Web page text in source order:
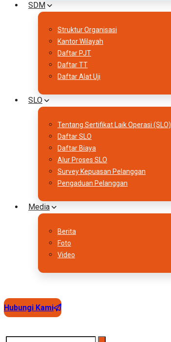
SDM
Struktur Organisasi
Kantor Wilayah
Daftar PJT
Daftar TT
Daftar Alat Uji
SLO
Tentang Sertifikat Laik Operasi (SLO)
Daftar SLO
Daftar Biaya
Alur Proses SLO
Survey Kepuasan Pelanggan
Pengaduan Pelanggan
Media
Berita
Foto
Video
Hubungi Kami